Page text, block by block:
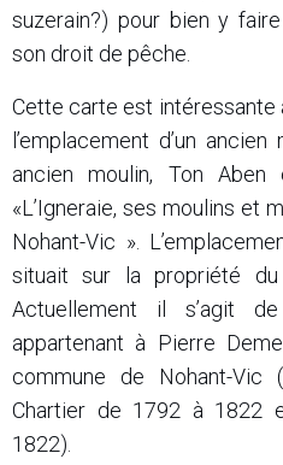
suzerain?) pour bien y
son droit de pêche.
Cette carte est intéressante
l’emplacement d’un
ancien moulin, Ton
«L’Igneraie, ses moulins et
Nohant-Vic ».
situait sur la propriété du
Actuellement il s’agit
appartenant à Pierre
commune de Nohant-Vic
Chartier de 1792 à 1822
1822).